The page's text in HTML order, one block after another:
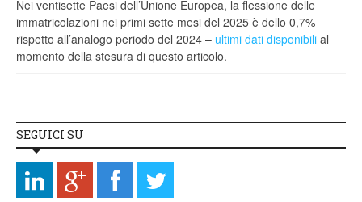
Nei ventisette Paesi dell’Unione Europea, la flessione delle
immatricolazioni nei primi sette mesi del 2025 è dello 0,7%
rispetto all’analogo periodo del 2024 – ultimi dati disponibili al
momento della stesura di questo articolo.
SEGUICI SU